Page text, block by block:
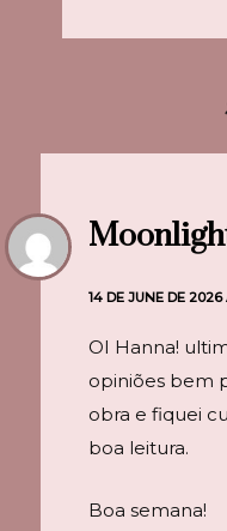
14 DE JUNE DE 2026
OI Hanna!
opiniões bem
obra e fiquei
boa leitura.
Boa semana!